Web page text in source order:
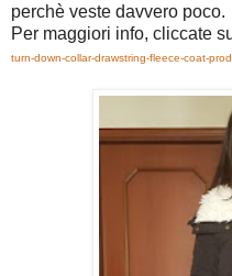
perchè veste davvero poco.
Per maggiori info, cliccate
turn-down-collar-drawstring-fleece-coat-